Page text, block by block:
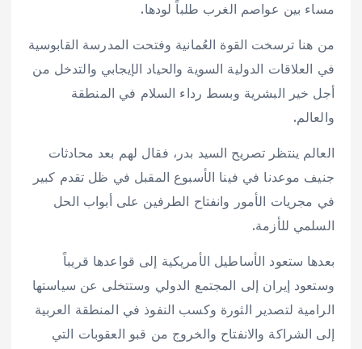
مساء بين عواصم الغرب طلباً لودها.
من هنا ترسخت القوة العُمانية وفتحت المدرسة القابوسية
في العلاقات الدولية السوية والحياد الإيجابي والتدخل من
أجل خير البشرية وبسط رداء السلام في المنطقة
والعالم.
العالم ينتظر تصريح السيد بدر، فقال لهم بعد محادثات
جنيف موعدنا في فينا الأسبوع المقبل في ظل تقدم كبير
في مجريات الأمور وانفتاح الطرفين على أبواب الحل
السلمي للأزمة.
بعدها ستعود الأساطيل الأمريكية إلى قواعدها قريباً
وستعود إيران إلى المجتمع الدولي وستتخلى عن سياستها
الرامية لتصدير الثورة وكسب النفوذ في المنطقة العربية
إلى الشراكة والانفتاح والخروج من قبو العقوبات التي